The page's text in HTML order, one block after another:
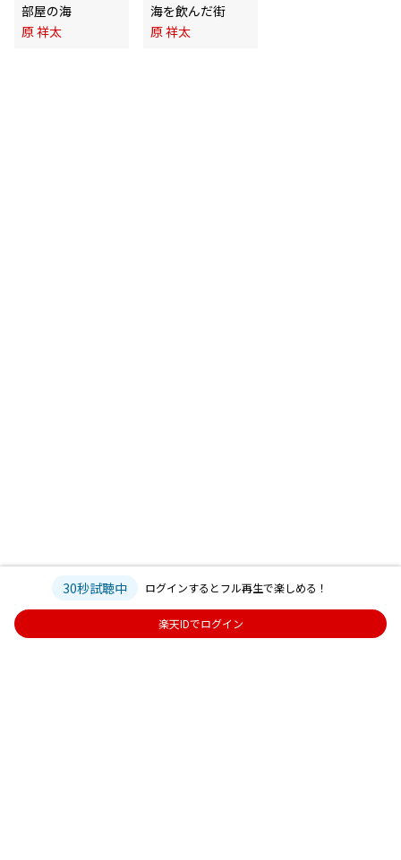
部屋の海
原 祥太
海を飲んだ街
原 祥太
30秒試聴中 ログインするとフル再生で楽しめる！
楽天IDでログイン